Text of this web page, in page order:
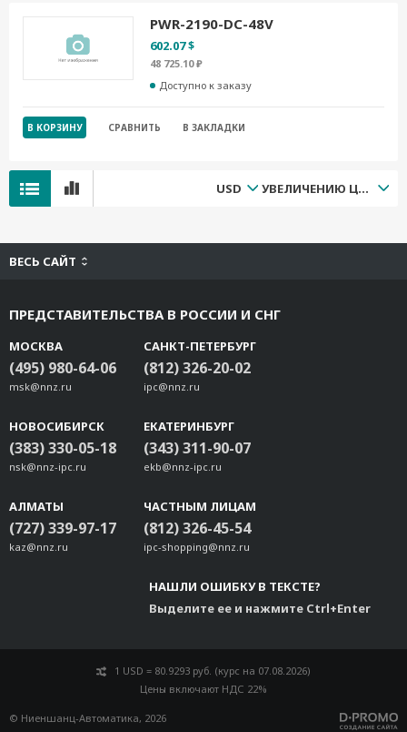
PWR-2190-DC-48V
602.07 $
48 725.10 ₽
Доступно к заказу
В КОРЗИНУ СРАВНИТЬ В ЗАКЛАДКИ
USD УВЕЛИЧЕНИЮ ЦЕНЫ
ВЕСЬ САЙТ
ПРЕДСТАВИТЕЛЬСТВА В РОССИИ И СНГ
МОСКВА
(495) 980-64-06
msk@nnz.ru
САНКТ-ПЕТЕРБУРГ
(812) 326-20-02
ipc@nnz.ru
НОВОСИБИРСК
(383) 330-05-18
nsk@nnz-ipc.ru
ЕКАТЕРИНБУРГ
(343) 311-90-07
ekb@nnz-ipc.ru
АЛМАТЫ
(727) 339-97-17
kaz@nnz.ru
ЧАСТНЫМ ЛИЦАМ
(812) 326-45-54
ipc-shopping@nnz.ru
НАШЛИ ОШИБКУ В ТЕКСТЕ?
Выделите ее и нажмите Ctrl+Enter
1 USD = 80.9293 руб. (курс на 07.08.2026)
Цены включают НДС 22%
© Ниеншанц-Автоматика, 2026